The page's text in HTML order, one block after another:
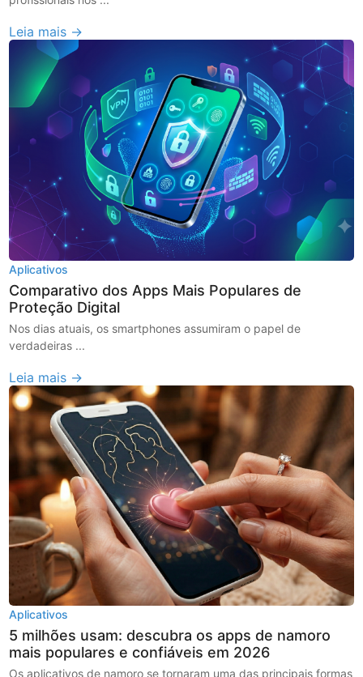
Leia mais →
Aplicativos
Comparativo dos Apps Mais Populares de
Proteção Digital
Nos dias atuais, os smartphones assumiram o papel de
verdadeiras ...
Leia mais →
Aplicativos
5 milhões usam: descubra os apps de namoro
mais populares e confiáveis em 2026
Os aplicativos de namoro se tornaram uma das principais formas